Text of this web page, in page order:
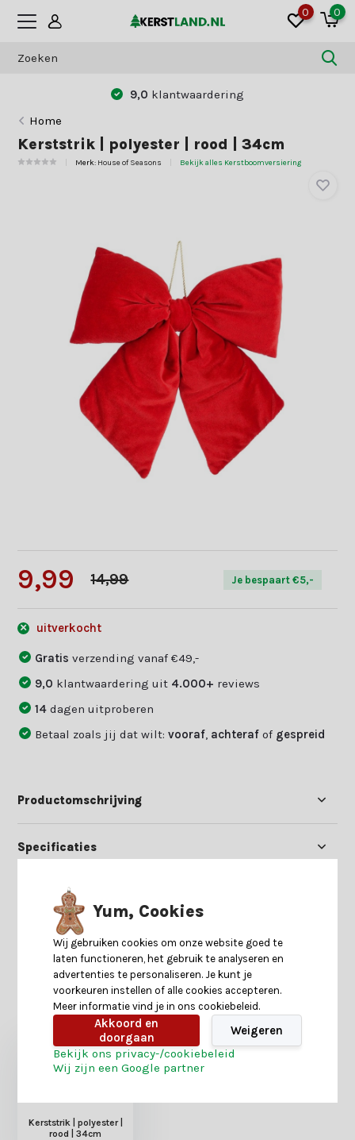
0 0
9,0 klantwaardering
Home
Kerststrik | polyester | rood | 34cm
Merk: House of Seasons Bekijk alles Kerstboomversiering
9,99 14,99 Je bespaart €5,-
uitverkocht
Gratisverzending vanaf €49,-
9,0 klantwaardering uit 4.000+ reviews
14dagen uitproberen
Betaal zoals jij dat wilt:vooraf achteraf of gespreid
Productomschrijving
Specificaties
Reviews
Heb je nog interesse in deze recent bekeken
producten?
Kerststrik | polyester |
rood | 34cm
Yum, Cookies
Wij gebruiken cookies om onze website goed te
laten functioneren, het gebruik te analyseren en
advertenties te personaliseren. Je kunt je
voorkeuren instellen of alle cookies accepteren.
Meer informatie vind je in ons cookiebeleid.
Akkoord en
doorgaan
Weigeren
Bekijk ons privacy-/cookiebeleid
Wij zijn een Google partner